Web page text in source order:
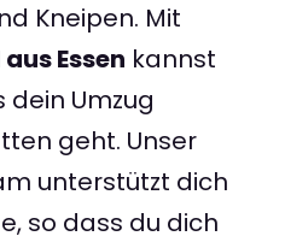
Kneipen. Mit
Essen kannst
dein Umzug
geht. Unser
unterstützt dich
so dass du dich